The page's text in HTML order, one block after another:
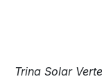
Trina Solar